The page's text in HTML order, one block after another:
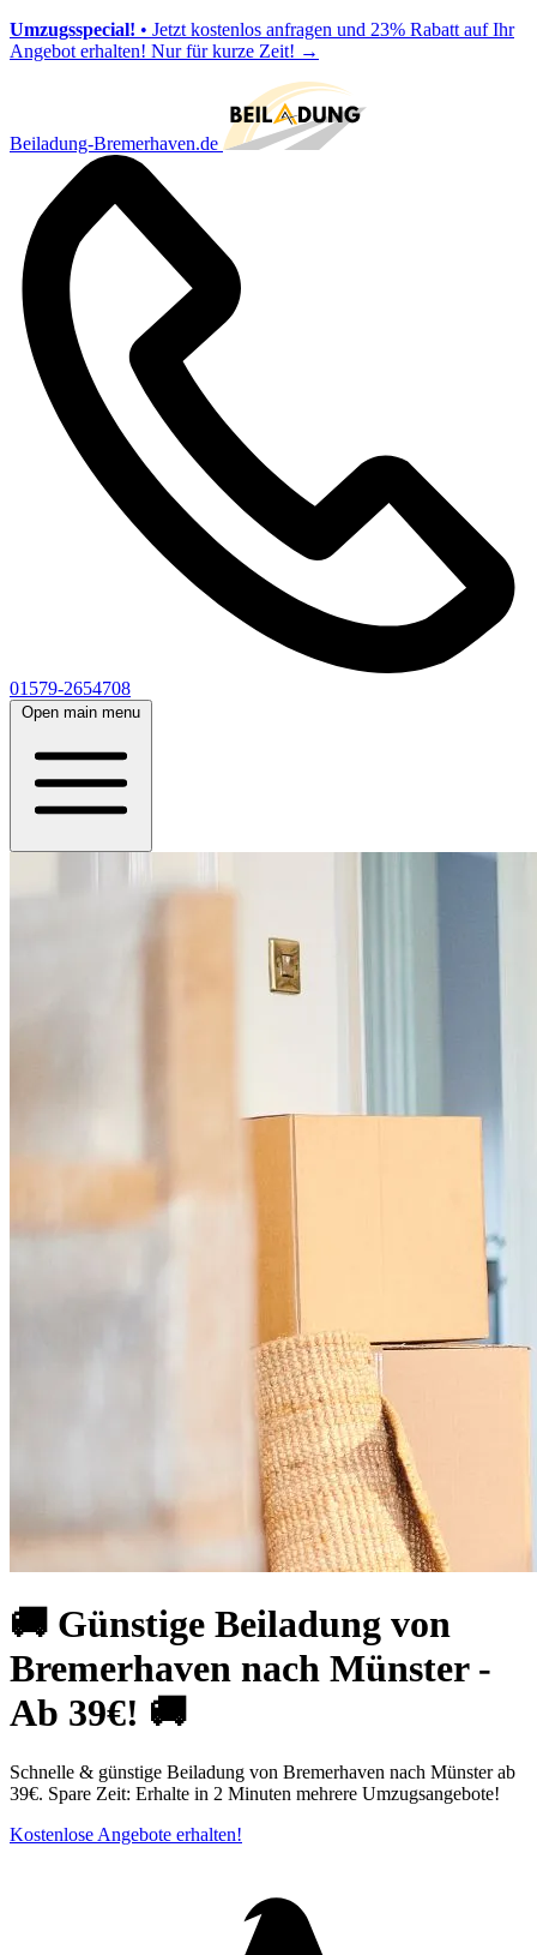
Umzugsspecial! • Jetzt kostenlos anfragen und 23% Rabatt auf Ihr
Angebot erhalten! Nur für kurze Zeit! →
Beiladung-Bremerhaven.de
01579-2654708
Open main menu
🚚 Günstige Beiladung von
Bremerhaven nach Münster -
Ab 39€! 🚚
Schnelle & günstige Beiladung von Bremerhaven nach Münster ab
39€. Spare Zeit: Erhalte in 2 Minuten mehrere Umzugsangebote!
Kostenlose Angebote erhalten!